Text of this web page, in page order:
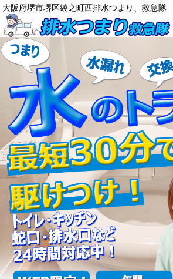
大阪府堺市堺区綾之町西排水つまり、救急隊